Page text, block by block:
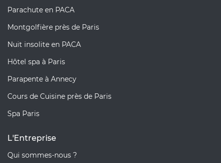
Parachute en PACA
Montgolfière près de Paris
Nuit insolite en PACA
Hôtel spa à Paris
Parapente à Annecy
Cours de Cuisine près de Paris
Spa Paris
L'Entreprise
Qui sommes-nous ?